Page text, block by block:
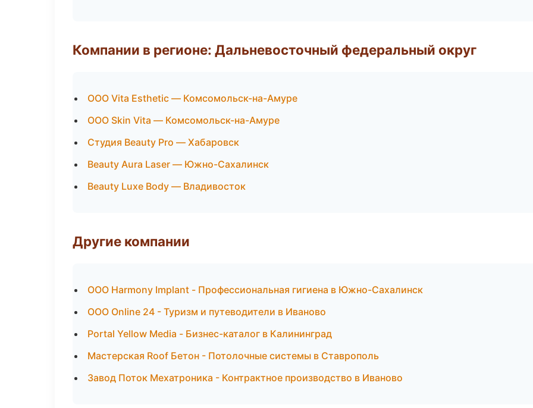
Компании в регионе: Дальневосточный федеральный округ
ООО Vita Esthetic — Комсомольск-на-Амуре
ООО Skin Vita — Комсомольск-на-Амуре
Студия Beauty Pro — Хабаровск
Beauty Aura Laser — Южно-Сахалинск
Beauty Luxe Body — Владивосток
Другие компании
ООО Harmony Implant - Профессиональная гигиена в Южно-Сахалинск
ООО Online 24 - Туризм и путеводители в Иваново
Portal Yellow Media - Бизнес-каталог в Калининград
Мастерская Roof Бетон - Потолочные системы в Ставрополь
Завод Поток Мехатроника - Контрактное производство в Иваново